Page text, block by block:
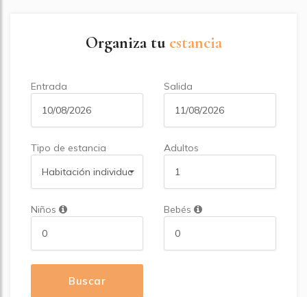
Organiza tu estancia
Entrada Salida
Tipo de estancia
Habitación individual
Adultos
Niños Bebés
Buscar